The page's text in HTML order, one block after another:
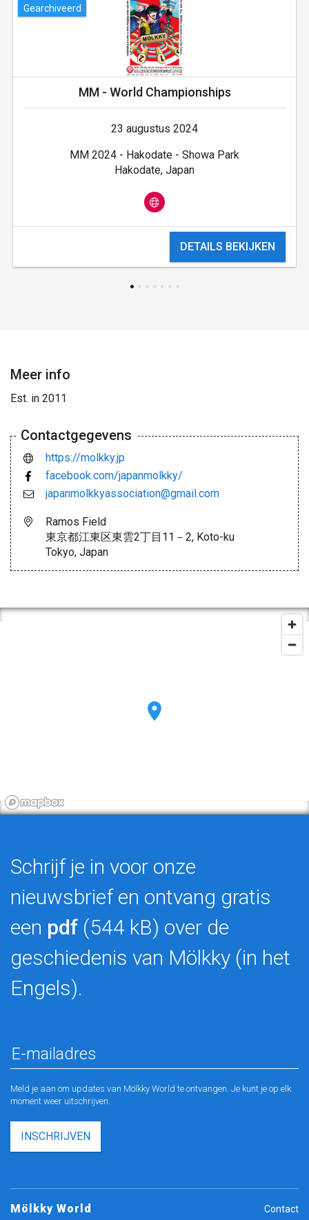
Gearchiveerd
MM - World Championships
23 augustus 2024
MM 2024 - Hakodate - Showa Park
Hakodate, Japan
DETAILS BEKIJKEN
Meer info
Est. in 2011
Contactgegevens
https://molkky.jp
facebook.com/japanmolkky/
japanmolkkyassociation@gmail.com
Ramos Field
東京都江東区東雲2丁目11－2, Koto-ku
Tokyo, Japan
Schrijf je in voor onze
nieuwsbrief en ontvang gratis
een pdf (544 kB) over de
geschiedenis van Mölkky (in het
Engels).
Meld je aan om updates van Mölkky World te ontvangen. Je kunt je op elk
moment weer uitschrijven.
INSCHRIJVEN
Mölkky World Contact